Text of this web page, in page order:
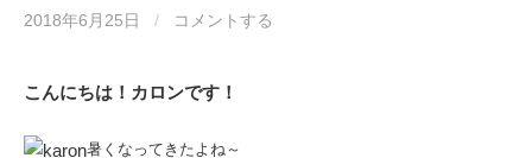
2018年6月25日 / コメントする
こんにちは！カロンです！
暑くなってきたよね～